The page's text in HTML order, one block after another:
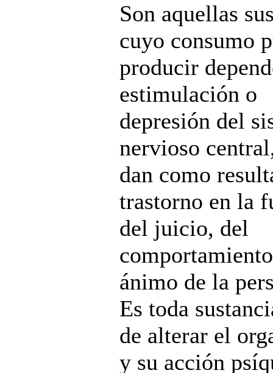
Son aquellas
cuyo consumo
producir
estimulación o
depresión del
nervioso
dan como
trastorno en la
del juicio, del
ánimo de la
Es toda
de alterar el
y su acción